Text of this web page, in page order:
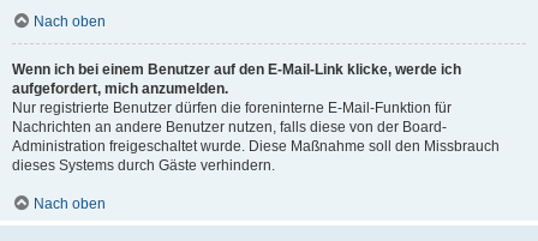
Nach oben
Wenn ich bei einem Benutzer auf den E-Mail-Link klicke, werde ich
aufgefordert, mich anzumelden.
Nur registrierte Benutzer dürfen die foreninterne E-Mail-Funktion für
Nachrichten an andere Benutzer nutzen, falls diese von der Board-
Administration freigeschaltet wurde. Diese Maßnahme soll den Missbrauch
dieses Systems durch Gäste verhindern.
Nach oben